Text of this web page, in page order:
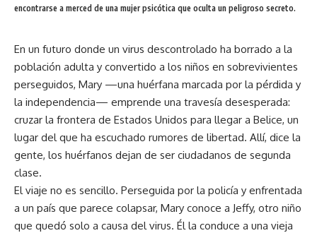
encontrarse a merced de una mujer psicótica que oculta un peligroso secreto.
En un futuro donde un virus descontrolado ha borrado a la
población adulta y convertido a los niños en sobrevivientes
perseguidos, Mary —una huérfana marcada por la pérdida y
la independencia— emprende una travesía desesperada:
cruzar la frontera de Estados Unidos para llegar a Belice, un
lugar del que ha escuchado rumores de libertad. Allí, dice la
gente, los huérfanos dejan de ser ciudadanos de segunda
clase.
El viaje no es sencillo. Perseguida por la policía y enfrentada
a un país que parece colapsar, Mary conoce a Jeffy, otro niño
que quedó solo a causa del virus. Él la conduce a una vieja